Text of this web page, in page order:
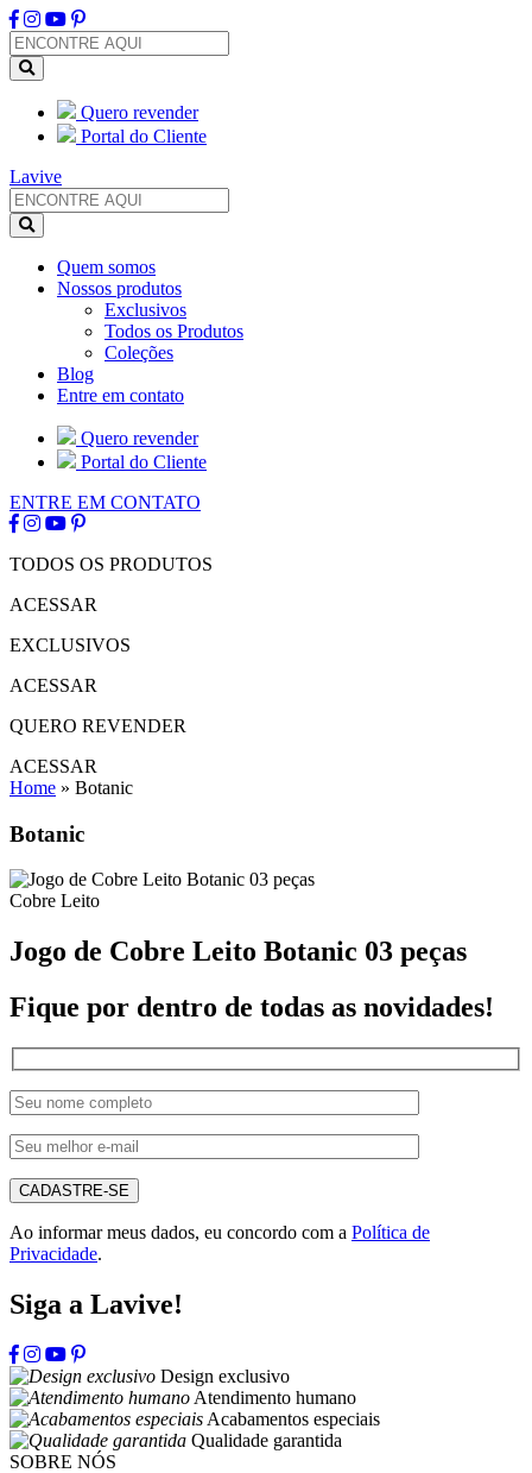
Quero revender
Portal do Cliente
Lavive
Quem somos
Nossos produtos
Exclusivos
Todos os Produtos
Coleções
Blog
Entre em contato
Quero revender
Portal do Cliente
ENTRE EM CONTATO
TODOS OS PRODUTOS
ACESSAR
EXCLUSIVOS
ACESSAR
QUERO REVENDER
ACESSAR
Home » Botanic
Botanic
Cobre Leito
Jogo de Cobre Leito Botanic 03 peças
Fique por dentro de todas as novidades!
CADASTRE-SE
Ao informar meus dados, eu concordo com a Política de
Privacidade.
Siga a Lavive!
Design exclusivo
Atendimento humano
Acabamentos especiais
Qualidade garantida
SOBRE NÓS